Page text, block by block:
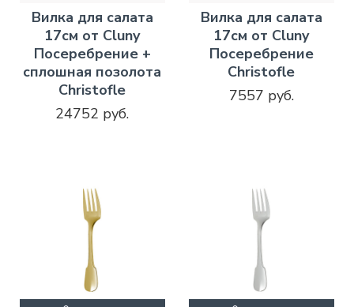
Вилка для салата
17см от Cluny
Посеребрение +
сплошная позолота
Christofle
24752 руб.
Вилка для салата
17см от Cluny
Посеребрение
Christofle
7557 руб.